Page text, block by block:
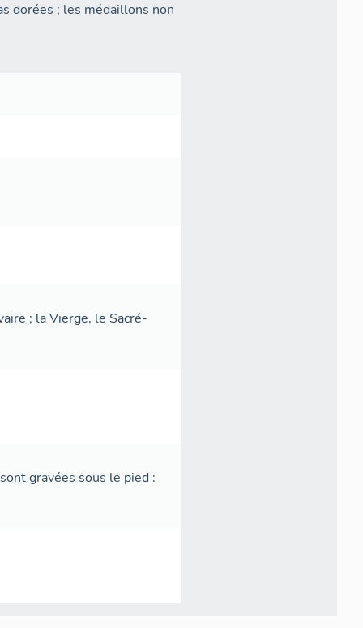
dorées ; les médaillons non
; la Vierge, le Sacré-
gravées sous le pied :